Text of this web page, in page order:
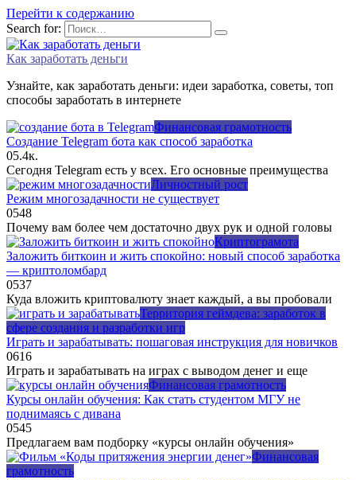
Перейти к содержанию
Search for:
Как заработать деньги
Узнайте, как заработать деньги: идеи заработка, советы, топ
способы заработать в интернете
Финансовая грамотность
Создание Telegram бота как способ заработка
05.4к.
Сегодня Telegram есть у всех. Его основные преимущества
Личностный рост
Режим многозадачности не существует
0548
Почему вам более чем достаточно двух рук и одной головы
Криптограмота
Заложить биткоин и жить спокойно: новый способ заработка
— криптоломбард
0537
Куда вложить криптовалюту знает каждый, а вы пробовали
Территория геймдева: заработок в
сфере создания и разработки игр
Играть и зарабатывать: пошаговая инструкция для новичков
0616
Играть и зарабатывать на играх с выводом денег и еще
Финансовая грамотность
Курсы онлайн обучения: Как стать студентом МГУ не
поднимаясь с дивана
0545
Предлагаем вам подборку «курсы онлайн обучения»
Финансовая
грамотность